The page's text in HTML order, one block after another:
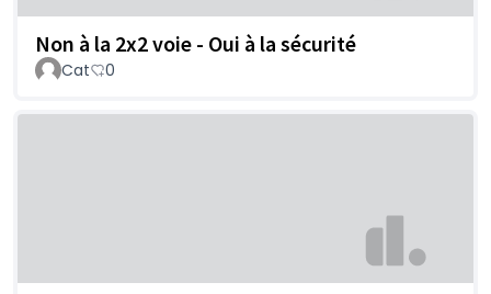
Non à la 2x2 voie - Oui à la sécurité
Cat 0